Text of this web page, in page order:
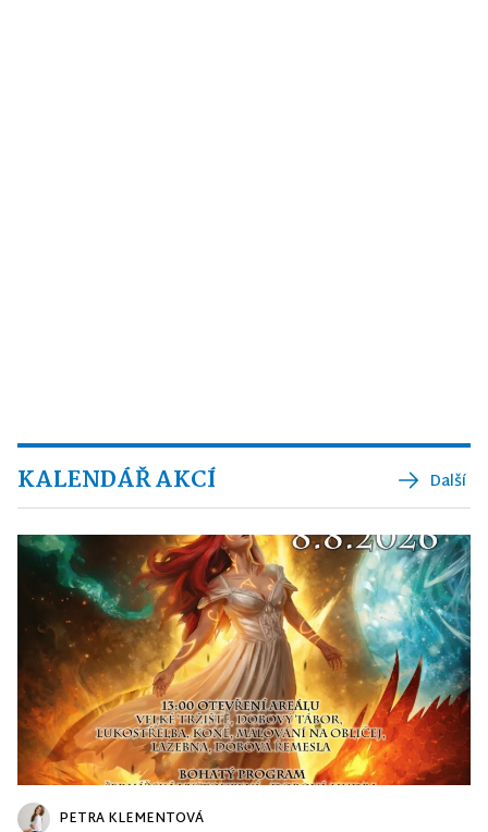
KALENDÁŘ AKCÍ Další
PETRA KLEMENTOVÁ